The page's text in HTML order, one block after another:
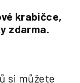
krabičce,
zdarma.
si můžete